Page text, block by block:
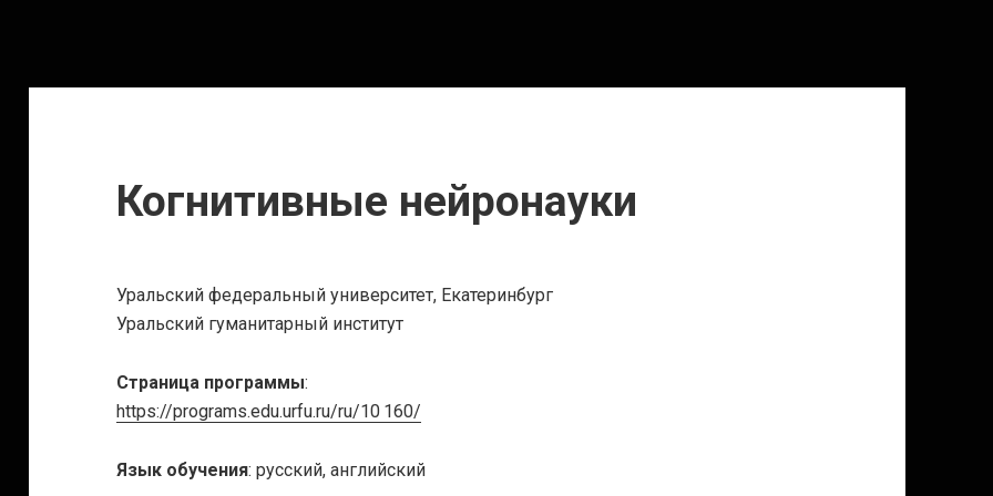
Когнитивные нейронауки
Уральский федеральный университет, Екатеринбург
Уральский гуманитарный институт
Страница программы:
https://programs.edu.urfu.ru/ru/10 160/
Язык обучения: русский, английский